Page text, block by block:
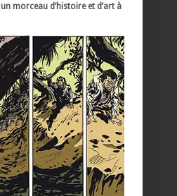
un morceau d’histoire et d’art à